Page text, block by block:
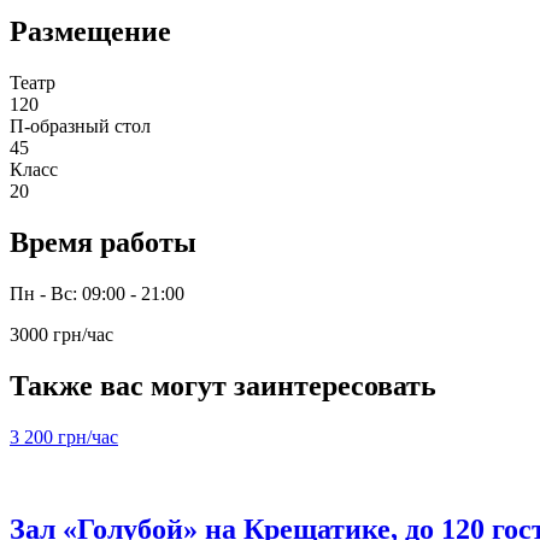
Размещение
Театр
120
П-образный стол
45
Класс
20
Время работы
Пн - Вс: 09:00 - 21:00
3000 грн/час
Также вас могут заинтересовать
3 200 грн/час
Зал «Голубой» на Крещатике, до 120